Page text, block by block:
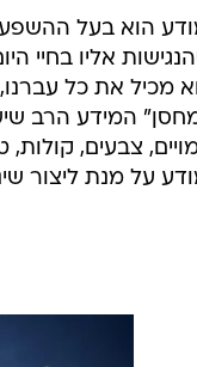
הוא בעל
אליו בחיי
מכיל את כל
המידע הרב
צבעים, קולות,
מנת ליצור